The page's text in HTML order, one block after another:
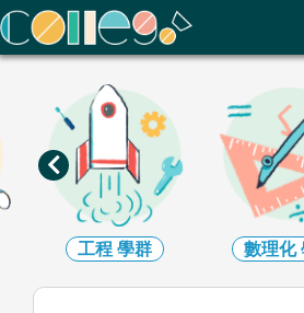
ColleGo! 大學選才與高中育才輔助系統
工程 學群 數理化